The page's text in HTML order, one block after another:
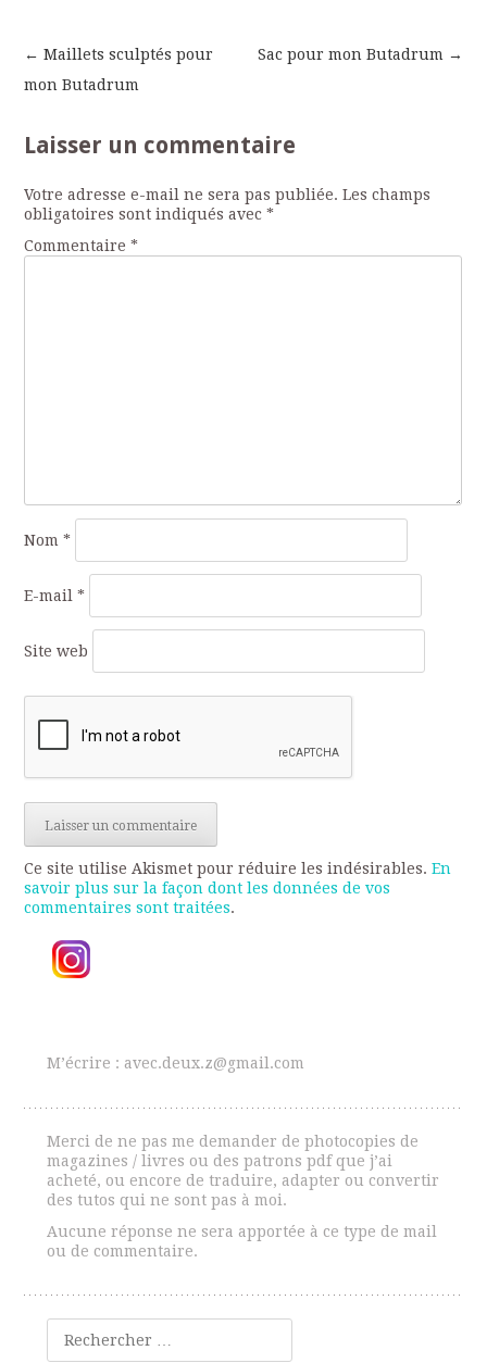
Navigation
des
articles
← Maillets sculptés pour
mon Butadrum
Sac pour mon Butadrum →
Laisser un commentaire
Votre adresse e-mail ne sera pas publiée. Les champs
obligatoires sont indiqués avec*
Commentaire*
Nom*
E-mail*
Site web
Ce site utilise Akismet pour réduire les indésirables.En
savoir plus sur la façon dont les données de vos
commentaires sont traitées.
M’écrire : avec.deux.z@gmail.com
Merci de ne pas me demander de photocopies de
magazines / livres ou des patrons pdf que j’ai
acheté, ou encore de traduire, adapter ou convertir
des tutos qui ne sont pas à moi.
Aucune réponse ne sera apportée à ce type de mail
ou de commentaire.
Rechercher